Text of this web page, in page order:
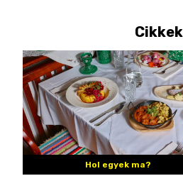
Cikkek
Hol egyek ma?